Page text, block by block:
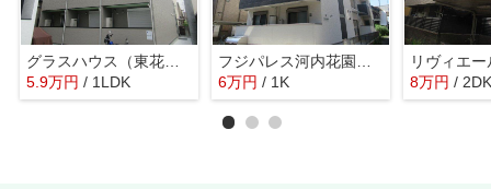
グラスハウス（東花園賃貸）
5.9万円 / 1LDK
6万円 / 1K 8万円 / 2DK